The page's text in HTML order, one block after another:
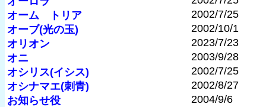
オーム トリア
2002/7/25
オーブ(光の玉)
2002/10/1
オリオン
2023/7/23
オニ
2003/9/28
オシリス(イシス)
2002/7/25
オシナマエ(刺青)
2002/8/27
お知らせ役
2004/9/6